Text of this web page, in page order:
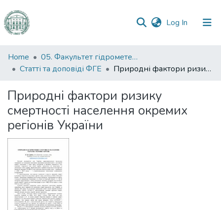
Log In (current)
Communities
&
All of DSpace
Statistics
Home
05. Факультет гідрометеорології і екології
Статті та доповіді ФГЕ
Природні фактори ризику смертності населення окремих регіонів України
Природні фактори ризику
смертності населення окремих
регіонів України